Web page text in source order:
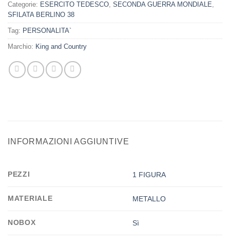
Categorie: ESERCITO TEDESCO, SECONDA GUERRA MONDIALE,
SFILATA BERLINO 38
Tag: PERSONALITA`
Marchio: King and Country
INFORMAZIONI AGGIUNTIVE
PEZZI 1 FIGURA
MATERIALE METALLO
NOBOX Sì